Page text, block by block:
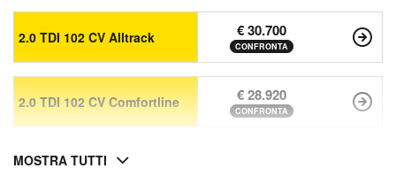
2.0 TDI 102 CV Alltrack € 30.700
CONFRONTA
2.0 TDI 102 CV Comfortline € 28.920
CONFRONTA
MOSTRA TUTTI